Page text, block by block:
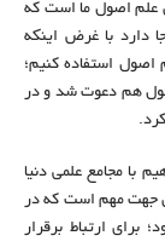
علم اصول ما است که
دارد با غرض اینکه
اصول استفاده کنیم؛
هم دعوت شد و در
با مجامع علمی دنیا
آن جهت مهم است که در
ارتباط برقرار